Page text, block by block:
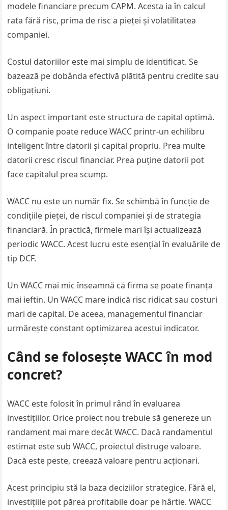
modele financiare precum CAPM. Acesta ia în calcul
rata fără risc, prima de risc a pieței și volatilitatea
companiei.
Costul datoriilor este mai simplu de identificat. Se
bazează pe dobânda efectivă plătită pentru credite sau
obligațiuni.
Un aspect important este structura de capital optimă.
O companie poate reduce WACC printr-un echilibru
inteligent între datorii și capital propriu. Prea multe
datorii cresc riscul financiar. Prea puține datorii pot
face capitalul prea scump.
WACC nu este un număr fix. Se schimbă în funcție de
condițiile pieței, de riscul companiei și de strategia
financiară. În practică, firmele mari își actualizează
periodic WACC. Acest lucru este esențial în evaluările de
tip DCF.
Un WACC mai mic înseamnă că firma se poate finanța
mai ieftin. Un WACC mare indică risc ridicat sau costuri
mari de capital. De aceea, managementul financiar
urmărește constant optimizarea acestui indicator.
Când se folosește WACC în mod
concret?
WACC este folosit în primul rând în evaluarea
investițiilor. Orice proiect nou trebuie să genereze un
randament mai mare decât WACC. Dacă randamentul
estimat este sub WACC, proiectul distruge valoare.
Dacă este peste, creează valoare pentru acționari.
Acest principiu stă la baza deciziilor strategice. Fără el,
investițiile pot părea profitabile doar pe hârtie. WACC